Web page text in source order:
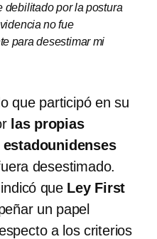
debilitado por la postura
no fue
para desestimar mi
que participó en su
las propias
desestimado.
que Ley First
un papel
a los criterios